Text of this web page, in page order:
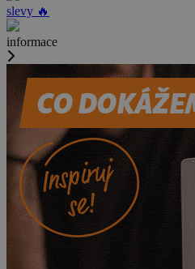
slevy 🔥
informace